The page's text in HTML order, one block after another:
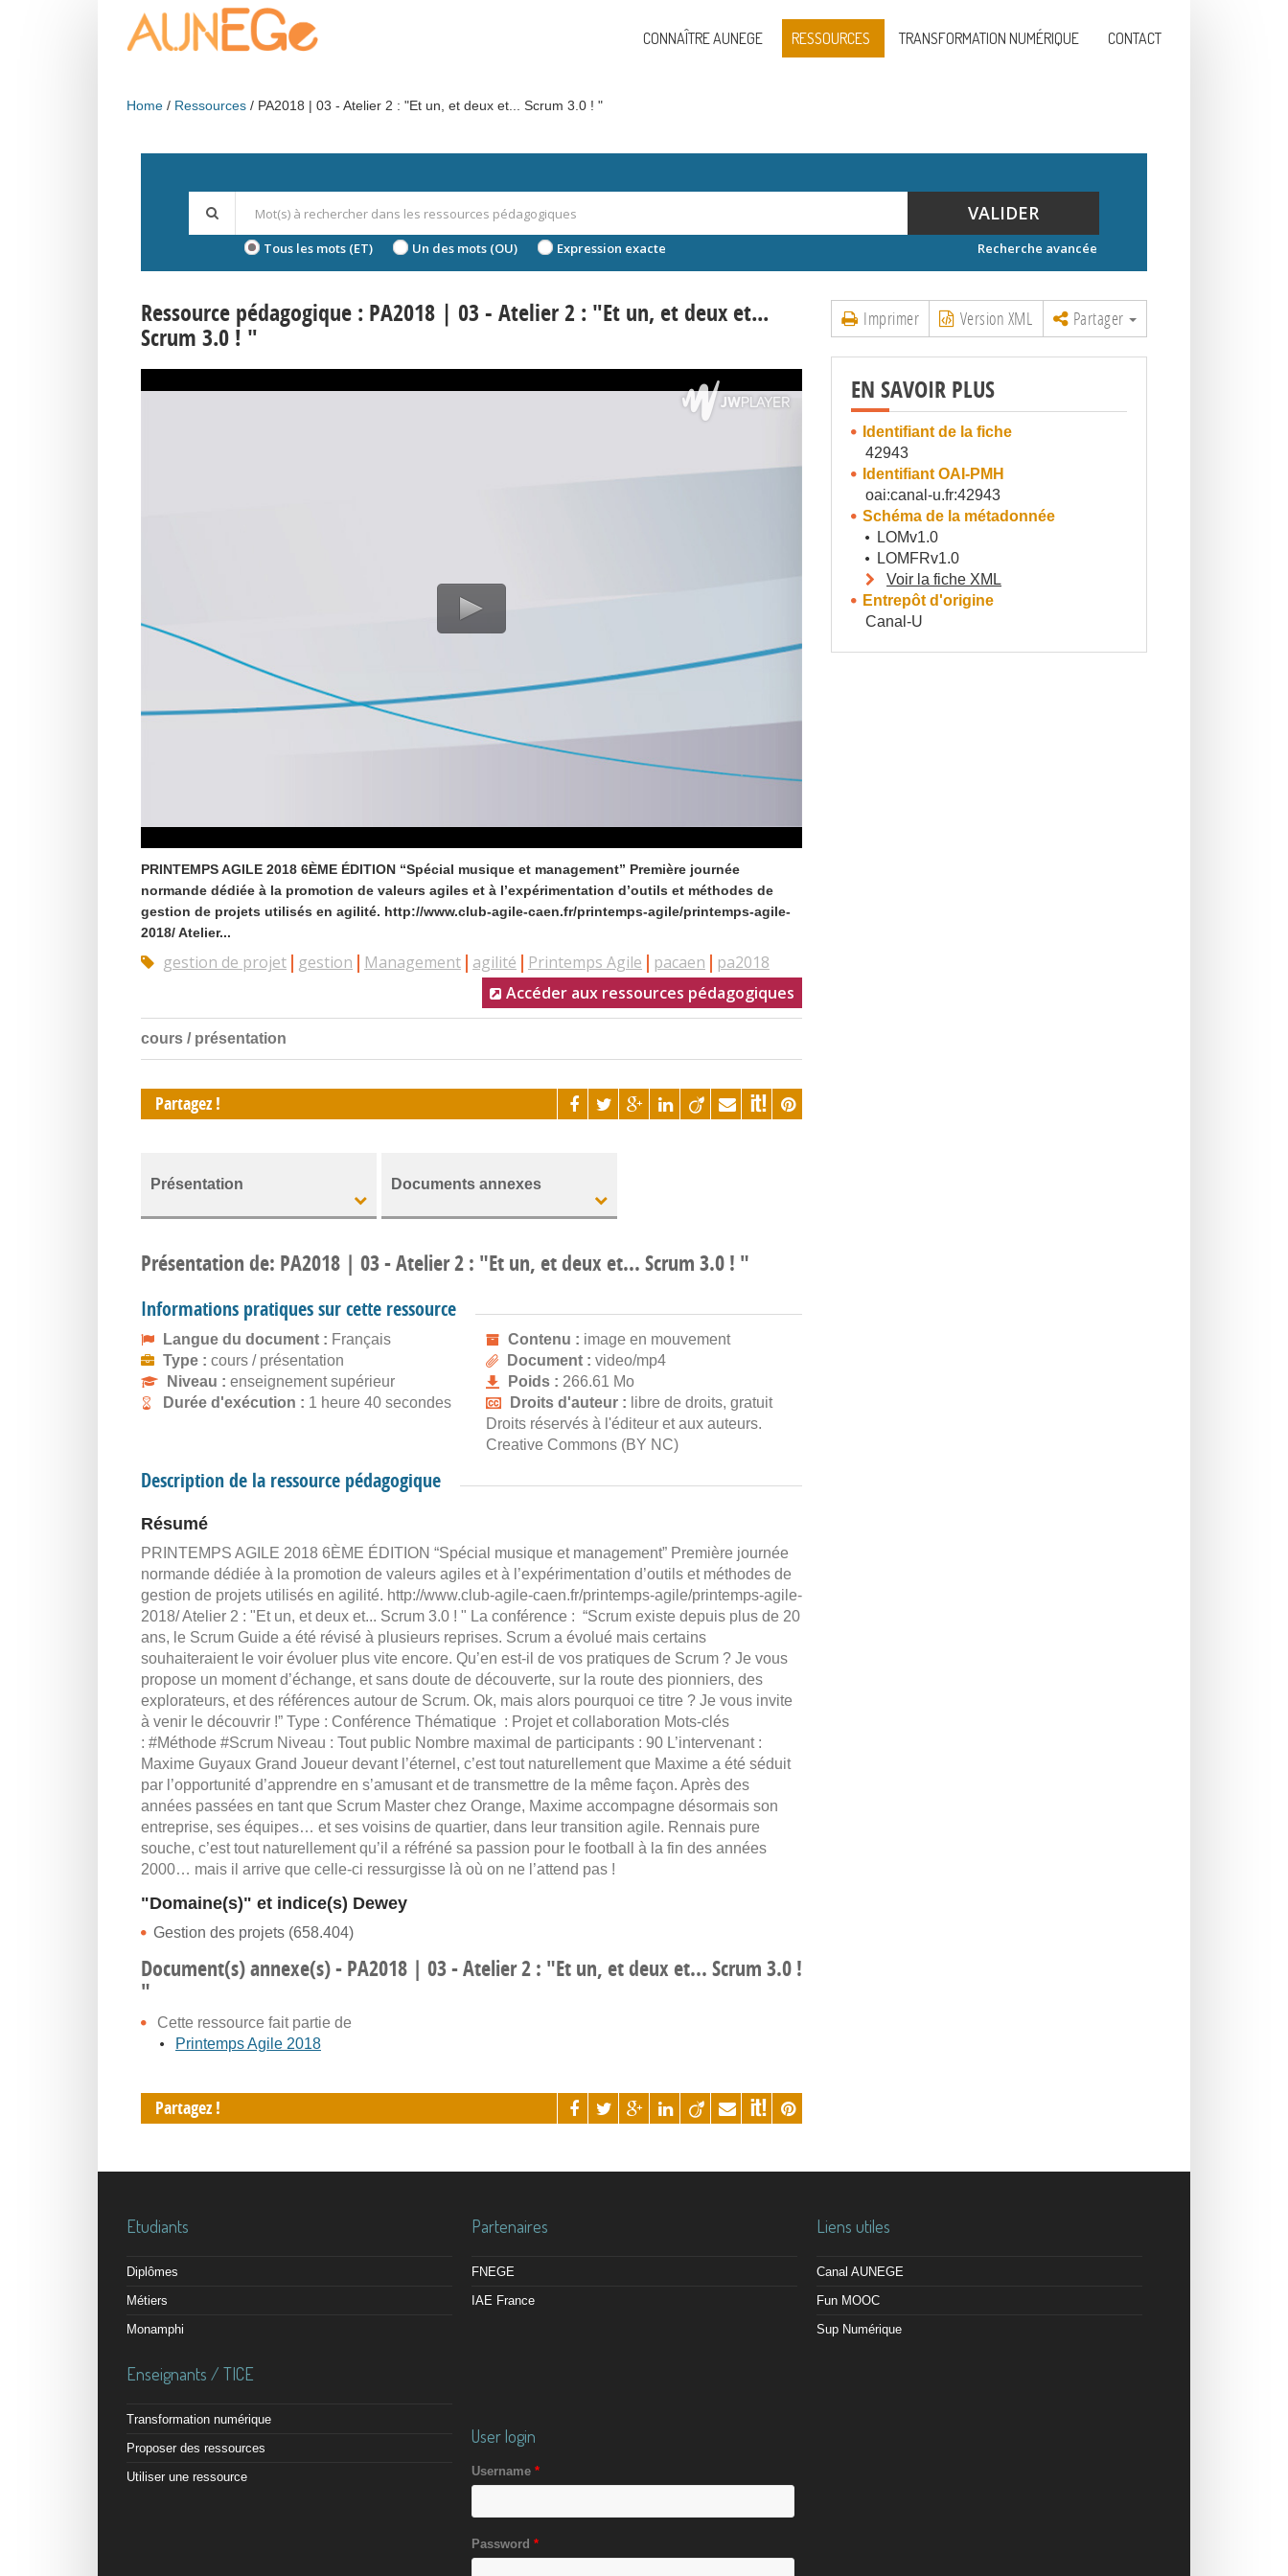
CONNAÎTRE AUNEGE RESSOURCES TRANSFORMATION NUMÉRIQUE CONTACT
Home Ressources PA2018 | 03 - Atelier 2 : "Et un, et deux et... Scrum 3.0 ! "
VALIDER
Tous les mots (ET) Un des mots (OU) Expression exacte Recherche avancée
Imprimer Version XML Partager
Ressource pédagogique : PA2018 | 03 - Atelier 2 : "Et un, et deux et...
Scrum 3.0 ! "
PRINTEMPS AGILE 2018 6ÈME ÉDITION “Spécial musique et management” Première journée
normande dédiée à la promotion de valeurs agiles et à l’expérimentation d’outils et méthodes de
gestion de projets utilisés en agilité. http://www.club-agile-caen.fr/printemps-agile/printemps-agile-
2018/ Atelier...
gestion de projet gestion Management agilité Printemps Agile pacaen
pa2018
Accéder aux ressources pédagogiques
cours / présentation
Partagez !
Présentation Documents annexes
Présentation de: PA2018 | 03 - Atelier 2 : "Et un, et deux et... Scrum 3.0 ! "
Informations pratiques sur cette ressource
Langue du document : Français
Type : cours / présentation
Niveau : enseignement supérieur
Durée d'exécution : 1 heure 40 secondes
Contenu : image en mouvement
Document : video/mp4
Poids : 266.61 Mo
Droits d'auteur : libre de droits, gratuit
Droits réservés à l'éditeur et aux auteurs.
Creative Commons (BY NC)
Description de la ressource pédagogique
Résumé
PRINTEMPS AGILE 2018 6ÈME ÉDITION “Spécial musique et management” Première journée
normande dédiée à la promotion de valeurs agiles et à l’expérimentation d’outils et méthodes de
gestion de projets utilisés en agilité. http://www.club-agile-caen.fr/printemps-agile/printemps-agile-
2018/ Atelier 2 : "Et un, et deux et... Scrum 3.0 ! " La conférence : “Scrum existe depuis plus de 20
ans, le Scrum Guide a été révisé à plusieurs reprises. Scrum a évolué mais certains
souhaiteraient le voir évoluer plus vite encore. Qu’en est-il de vos pratiques de Scrum ? Je vous
propose un moment d’échange, et sans doute de découverte, sur la route des pionniers, des
explorateurs, et des références autour de Scrum. Ok, mais alors pourquoi ce titre ? Je vous invite
à venir le découvrir !” Type : Conférence Thématique : Projet et collaboration Mots-clés
: #Méthode #Scrum Niveau : Tout public Nombre maximal de participants : 90 L’intervenant :
Maxime Guyaux Grand Joueur devant l’éternel, c’est tout naturellement que Maxime a été séduit
par l’opportunité d’apprendre en s’amusant et de transmettre de la même façon. Après des
années passées en tant que Scrum Master chez Orange, Maxime accompagne désormais son
entreprise, ses équipes… et ses voisins de quartier, dans leur transition agile. Rennais pure
souche, c’est tout naturellement qu’il a réfréné sa passion pour le football à la fin des années
2000… mais il arrive que celle-ci ressurgisse là où on ne l’attend pas !
"Domaine(s)" et indice(s) Dewey
Gestion des projets (658.404)
Document(s) annexe(s) - PA2018 | 03 - Atelier 2 : "Et un, et deux et... Scrum 3.0 !
"
Cette ressource fait partie de
Printemps Agile 2018
Partagez !
EN SAVOIR PLUS
Identifiant de la fiche
42943
Identifiant OAI-PMH
oai:canal-u.fr:42943
Schéma de la métadonnée
LOMv1.0
LOMFRv1.0
Voir la fiche XML
Entrepôt d'origine
Canal-U
Etudiants
Diplômes
Métiers
Monamphi
Enseignants / TICE
Transformation numérique
Proposer des ressources
Utiliser une ressource
Partenaires
FNEGE
IAE France
Liens utiles
Canal AUNEGE
Fun MOOC
Sup Numérique
User login
Username *
Password *